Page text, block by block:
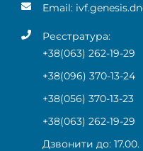
Email:
Реєстратура:
+38(063) 262-19-29
+38(096) 370-13-24
+38(056) 370-13-23
+38(063) 262-19-29
Дзвонити до: 17.00.